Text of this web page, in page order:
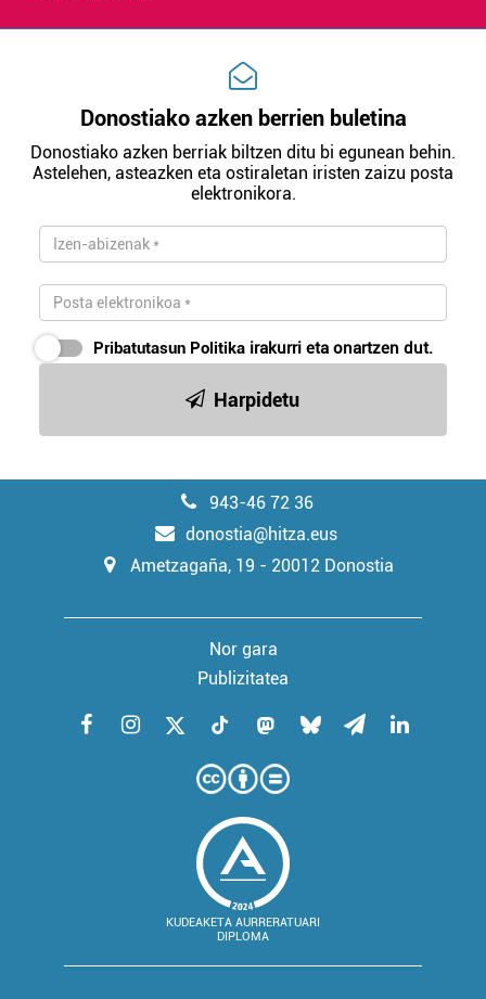
Donostiako azken berrien buletina
Donostiako azken berriak biltzen ditu bi egunean behin.
Astelehen, asteazken eta ostiraletan iristen zaizu posta
elektronikora.
Pribatutasun Politika irakurri eta onartzen dut.
Harpidetu
943-46 72 36
donostia@hitza.eus
Ametzagaña, 19 - 20012 Donostia
Nor gara
Publizitatea
KUDEAKETA AURRERATUARI
DIPLOMA